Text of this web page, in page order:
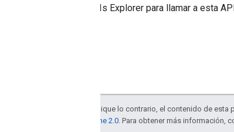
APIs Explorer para llamar a esta
Salvo que se indique lo contrario, el contenido de esta
licencia Apache 2.0 . Para obtener más información,